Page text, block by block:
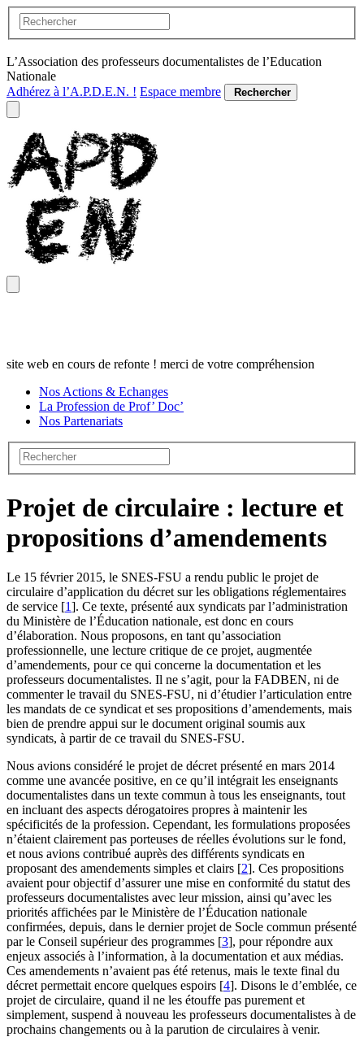
L’Association des professeurs documentalistes de l’Education
Nationale
Adhérez à l’A.P.D.E.N. ! Espace membre Rechercher
site web en cours de refonte ! merci de votre compréhension
Nos Actions & Echanges
La Profession de Prof’ Doc’
Nos Partenariats
Projet de circulaire : lecture et
propositions d’amendements
Le 15 février 2015, le SNES-FSU a rendu public le projet de
circulaire d’application du décret sur les obligations réglementaires
de service [1]. Ce texte, présenté aux syndicats par l’administration
du Ministère de l’Éducation nationale, est donc en cours
d’élaboration. Nous proposons, en tant qu’association
professionnelle, une lecture critique de ce projet, augmentée
d’amendements, pour ce qui concerne la documentation et les
professeurs documentalistes. Il ne s’agit, pour la FADBEN, ni de
commenter le travail du SNES-FSU, ni d’étudier l’articulation entre
les mandats de ce syndicat et ses propositions d’amendements, mais
bien de prendre appui sur le document original soumis aux
syndicats, à partir de ce travail du SNES-FSU.
Nous avions considéré le projet de décret présenté en mars 2014
comme une avancée positive, en ce qu’il intégrait les enseignants
documentalistes dans un texte commun à tous les enseignants, tout
en incluant des aspects dérogatoires propres à maintenir les
spécificités de la profession. Cependant, les formulations proposées
n’étaient clairement pas porteuses de réelles évolutions sur le fond,
et nous avions contribué auprès des différents syndicats en
proposant des amendements simples et clairs [2]. Ces propositions
avaient pour objectif d’assurer une mise en conformité du statut des
professeurs documentalistes avec leur mission, ainsi qu’avec les
priorités affichées par le Ministère de l’Éducation nationale
confirmées, depuis, dans le dernier projet de Socle commun présenté
par le Conseil supérieur des programmes [3], pour répondre aux
enjeux associés à l’information, à la documentation et aux médias.
Ces amendements n’avaient pas été retenus, mais le texte final du
décret permettait encore quelques espoirs [4]. Disons le d’emblée, ce
projet de circulaire, quand il ne les étouffe pas purement et
simplement, suspend à nouveau les professeurs documentalistes à de
prochains changements ou à la parution de circulaires à venir.